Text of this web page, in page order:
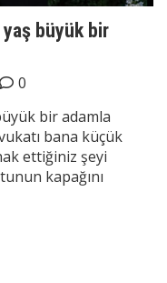
büyük bir
0
bir adamla
bana küçük
ettiğiniz şeyi
kapağını